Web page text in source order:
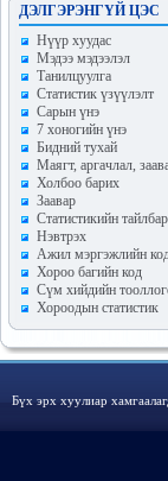
ДЭЛГЭРЭНГҮЙ ЦЭС
Hүүр хуудас
Мэдээ мэдээлэл
Танилцуулга
Статистик үзүүлэлт
Сарын үнэ
7 хоногийн үнэ
Бидний тухай
Маягт, аргачлал,
Холбоо барих
Заавар
Статистикийн
Нэвтрэх
Ажил мэргэжлийн
Хороо багийн код
Сүм хийдийн
Хороодын статистик
Бүх эрх хуулиар